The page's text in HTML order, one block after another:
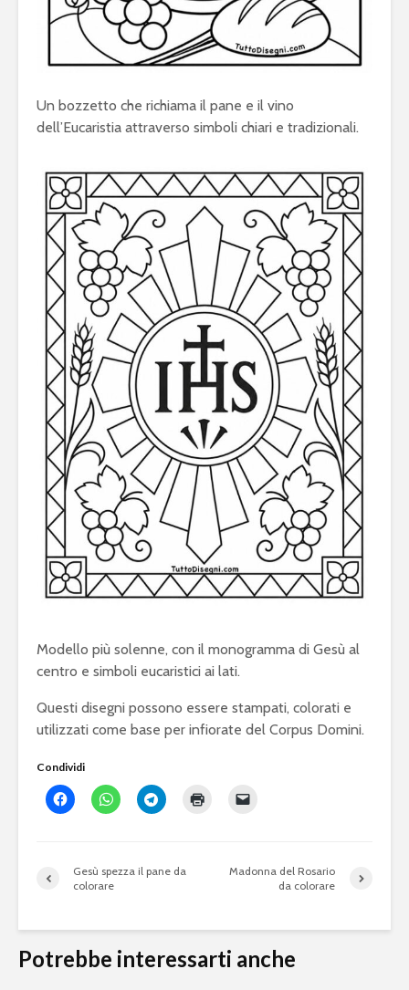
Un bozzetto che richiama il pane e il vino
dell’Eucaristia attraverso simboli chiari e tradizionali.
Modello più solenne, con il monogramma di Gesù al
centro e simboli eucaristici ai lati.
Questi disegni possono essere stampati, colorati e
utilizzati come base per infiorate del Corpus Domini.
Condividi
Gesù spezza il pane da
colorare
Madonna del Rosario
da colorare
Potrebbe interessarti anche